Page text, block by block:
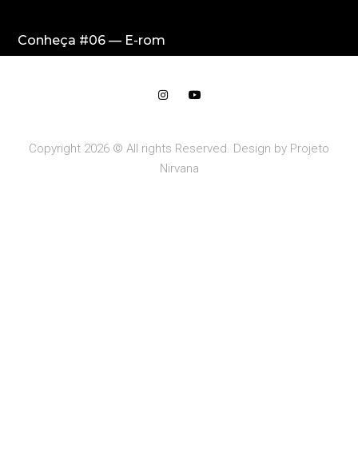
Conheça #06 — E-rom
Copyright 2026 © All rights Reserved. Design by Projeto
Nirvana